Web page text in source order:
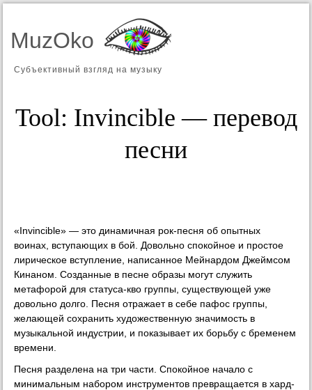
MuzOko
Субъективный взгляд на музыку
Tool: Invincible — перевод
песни
«Invincible» — это динамичная рок-песня об опытных
воинах, вступающих в бой. Довольно спокойное и простое
лирическое вступление, написанное Мейнардом Джеймсом
Кинаном. Созданные в песне образы могут служить
метафорой для статуса-кво группы, существующей уже
довольно долго. Песня отражает в себе пафос группы,
желающей сохранить художественную значимость в
музыкальной индустрии, и показывает их борьбу с бременем
времени.
Песня разделена на три части. Спокойное начало с
минимальным набором инструментов превращается в хард-